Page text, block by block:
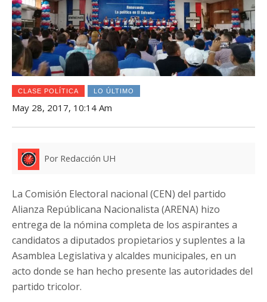
CLASE POLÍTICA LO ÚLTIMO
May 28, 2017, 10:14 Am
Por Redacción UH
La Comisión Electoral nacional (CEN) del partido
Alianza Repúblicana Nacionalista (ARENA) hizo
entrega de la nómina completa de los aspirantes a
candidatos a diputados propietarios y suplentes a la
Asamblea Legislativa y alcaldes municipales, en un
acto donde se han hecho presente las autoridades del
partido tricolor.